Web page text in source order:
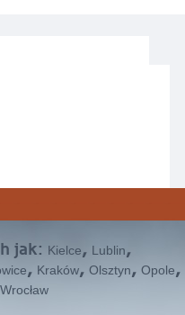
jak: Kielce, Lublin,
, Kraków, Olsztyn, Opole,
Wrocław